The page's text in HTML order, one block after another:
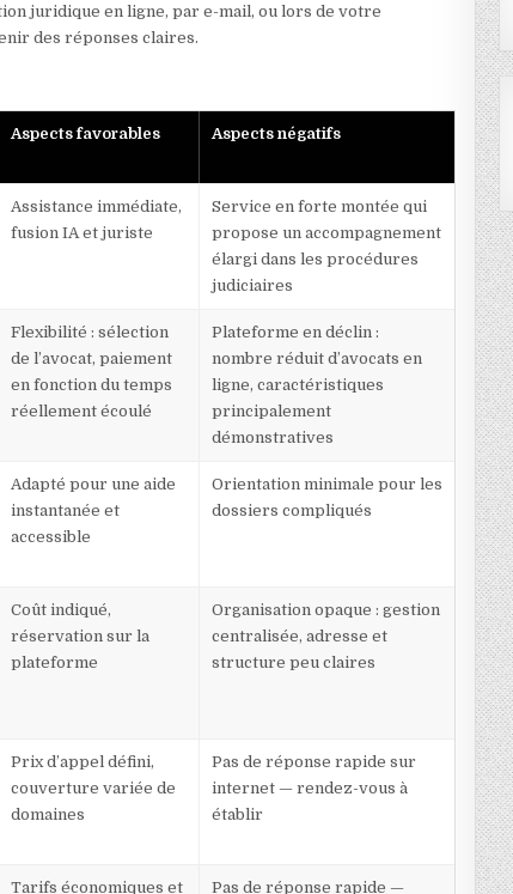
juridique en ligne, par e-mail, ou lors de votre
des réponses claires.
Aspects favorables Aspects négatifs
Assistance immédiate,
fusion IA et juriste
Service en forte montée qui
propose un accompagnement
élargi dans les procédures
judiciaires
Flexibilité : sélection
de l’avocat, paiement
en fonction du temps
réellement écoulé
Plateforme en déclin :
nombre réduit d’avocats en
ligne, caractéristiques
principalement
démonstratives
Adapté pour une aide
instantanée et
accessible
Orientation minimale pour les
dossiers compliqués
Coût indiqué,
réservation sur la
plateforme
Organisation opaque : gestion
centralisée, adresse et
structure peu claires
Prix d’appel défini,
couverture variée de
domaines
Pas de réponse rapide sur
internet — rendez-vous à
établir
Tarifs économiques et Pas de réponse rapide —